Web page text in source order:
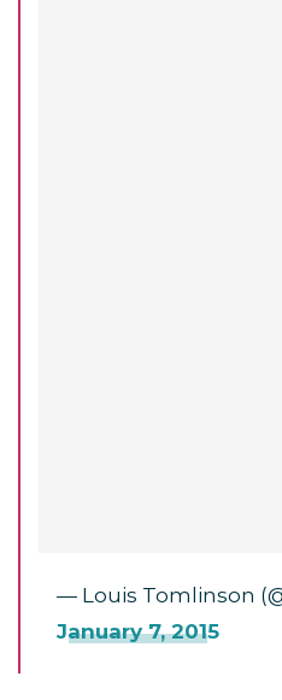
— Louis Tomlinson
January 7, 2015